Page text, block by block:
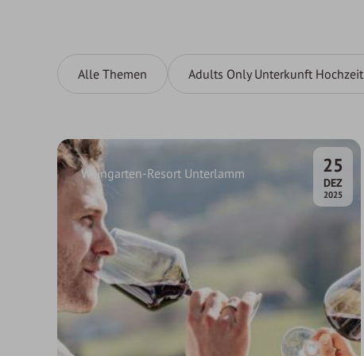
Alle Themen Adults Only Unterkunft Hochzeit
25
DEZ
2025
Weingarten-Resort Unterlamm